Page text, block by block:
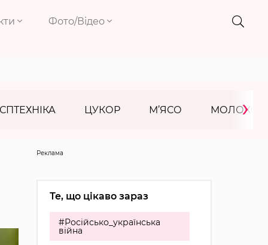
Фото/Відео
ЦУКОР М’ЯСО МОЛОКО
›
Реклама
Те, що цікаво зараз
#Російсько_українська
війна